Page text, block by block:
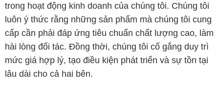
trong hoạt động kinh doanh của chúng tôi. Chúng tôi
luôn ý thức rằng những sản phẩm mà chúng tôi cung
cấp cần phải đáp ứng tiêu chuẩn chất lượng cao, làm
hài lòng đối tác. Đồng thời, chúng tôi cố gắng duy trì
mức giá hợp lý, tạo điều kiện phát triển và sự tồn tại
lâu dài cho cả hai bên.